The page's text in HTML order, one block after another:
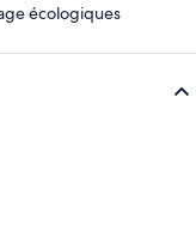
écologiques